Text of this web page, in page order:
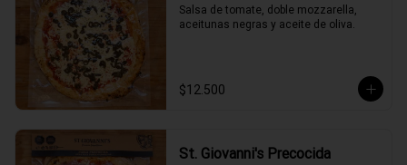
Salsa de tomate, doble mozzarella,
aceitunas negras y aceite de oliva.
$12.500
St. Giovanni's Precocida